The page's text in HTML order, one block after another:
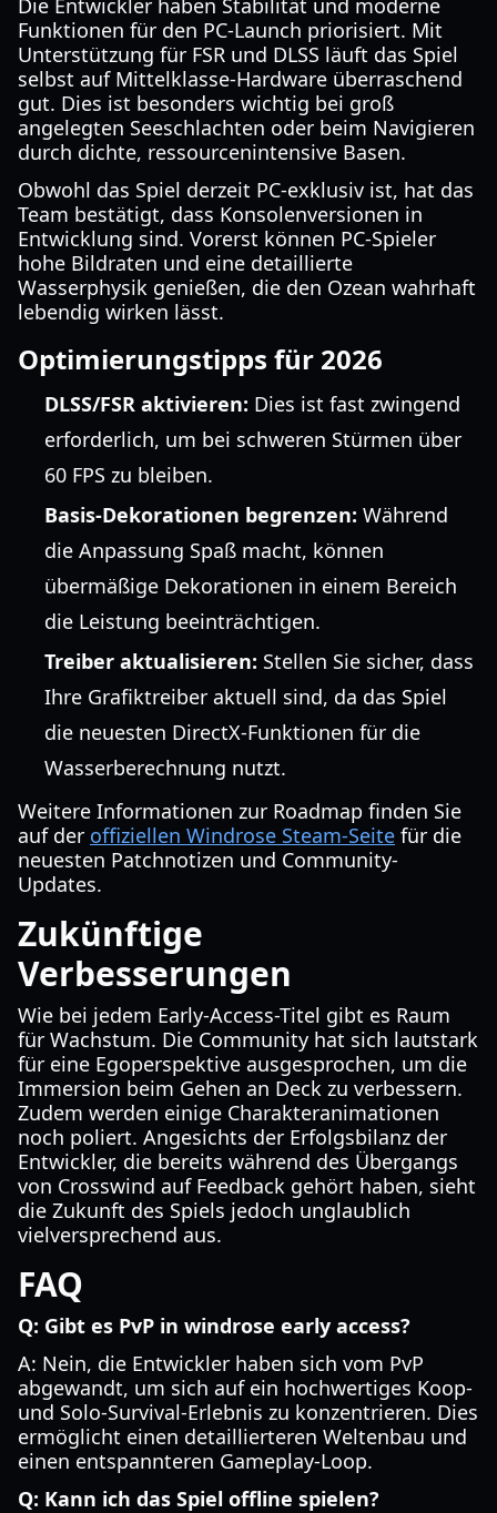
Die Entwickler haben Stabilität und moderne
Funktionen für den PC-Launch priorisiert. Mit
Unterstützung für FSR und DLSS läuft das Spiel
selbst auf Mittelklasse-Hardware überraschend
gut. Dies ist besonders wichtig bei groß
angelegten Seeschlachten oder beim Navigieren
durch dichte, ressourcenintensive Basen.
Obwohl das Spiel derzeit PC-exklusiv ist, hat das
Team bestätigt, dass Konsolenversionen in
Entwicklung sind. Vorerst können PC-Spieler
hohe Bildraten und eine detaillierte
Wasserphysik genießen, die den Ozean wahrhaft
lebendig wirken lässt.
Optimierungstipps für 2026
DLSS/FSR aktivieren: Dies ist fast zwingend
erforderlich, um bei schweren Stürmen über
60 FPS zu bleiben.
Basis-Dekorationen begrenzen: Während
die Anpassung Spaß macht, können
übermäßige Dekorationen in einem Bereich
die Leistung beeinträchtigen.
Treiber aktualisieren: Stellen Sie sicher, dass
Ihre Grafiktreiber aktuell sind, da das Spiel
die neuesten DirectX-Funktionen für die
Wasserberechnung nutzt.
Weitere Informationen zur Roadmap finden Sie
auf der offiziellen Windrose Steam-Seite für die
neuesten Patchnotizen und Community-
Updates.
Zukünftige
Verbesserungen
Wie bei jedem Early-Access-Titel gibt es Raum
für Wachstum. Die Community hat sich lautstark
für eine Egoperspektive ausgesprochen, um die
Immersion beim Gehen an Deck zu verbessern.
Zudem werden einige Charakteranimationen
noch poliert. Angesichts der Erfolgsbilanz der
Entwickler, die bereits während des Übergangs
von Crosswind auf Feedback gehört haben, sieht
die Zukunft des Spiels jedoch unglaublich
vielversprechend aus.
FAQ
Q: Gibt es PvP in windrose early access?
A: Nein, die Entwickler haben sich vom PvP
abgewandt, um sich auf ein hochwertiges Koop-
und Solo-Survival-Erlebnis zu konzentrieren. Dies
ermöglicht einen detaillierteren Weltenbau und
einen entspannteren Gameplay-Loop.
Q: Kann ich das Spiel offline spielen?